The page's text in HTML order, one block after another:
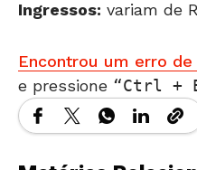
e pressione Ctrl +
Matérias